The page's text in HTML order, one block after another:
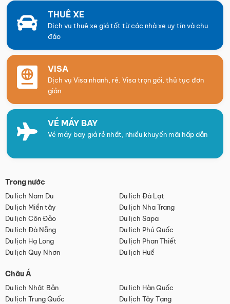
THUÊ XE
Dịch vụ thuê xe giá tốt từ các nhà xe uy tín và chu
đáo
VISA
Dịch vụ Visa nhanh, rẻ. Visa trọn gói, thủ tục đơn
giản
VÉ MÁY BAY
Vé máy bay giá rẻ nhất, nhiều khuyến mãi hấp dẫn
Trong nước
Du lịch Nam Du
Du lịch Đà Lạt
Du lịch Miền tây
Du lịch Nha Trang
Du lịch Côn Đảo
Du lịch Sapa
Du lịch Đà Nẵng
Du lịch Phú Quốc
Du lịch Hạ Long
Du lịch Phan Thiết
Du lịch Quy Nhơn
Du lịch Huế
Châu Á
Du lịch Nhật Bản
Du lịch Hàn Quốc
Du lịch Trung Quốc
Du lịch Tây Tạng